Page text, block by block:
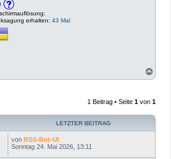
erhalten: 43 Mal
a
o
e
1 Beitrag • Seite 1 von 1
LETZTER BEITRAG
von RSS-Bot-UI
Sonntag 24. Mai 2026, 13:11